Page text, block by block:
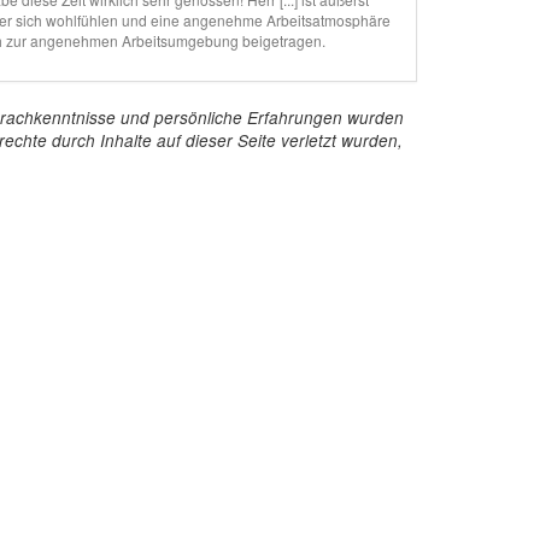
sich wohlfühlen und eine angenehme Arbeitsatmosphäre
angenehmen Arbeitsumgebung beigetragen.
und persönliche Erfahrungen wurden
durch Inhalte auf dieser Seite verletzt wurden,